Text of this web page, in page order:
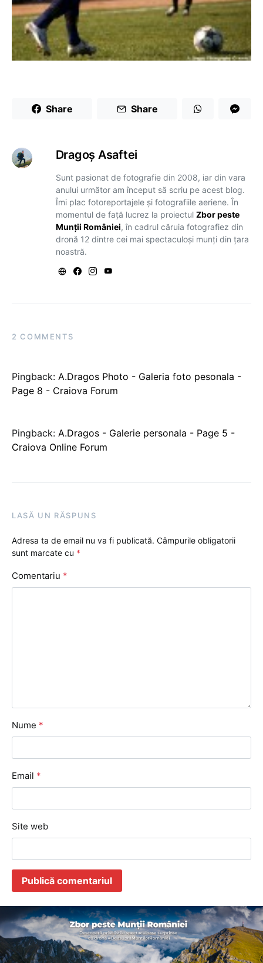
Share Share
Dragoş Asaftei
Sunt pasionat de fotografie din 2008, iar din vara
anului următor am început să scriu pe acest blog.
Îmi plac fotoreportajele și fotografiile aeriene. În
momentul de față lucrez la proiectul Zbor peste
Munții României, în cadrul căruia fotografiez din
dronă 12 dintre cei mai spectaculoși munți din țara
noastră.
2 COMMENTS
Pingback: A.Dragos Photo - Galeria foto pesonala -
Page 8 - Craiova Forum
Pingback: A.Dragos - Galerie personala - Page 5 -
Craiova Online Forum
LASĂ UN RĂSPUNS
Adresa ta de email nu va fi publicată. Câmpurile obligatorii
sunt marcate cu *
Comentariu *
Nume *
Email *
Site web